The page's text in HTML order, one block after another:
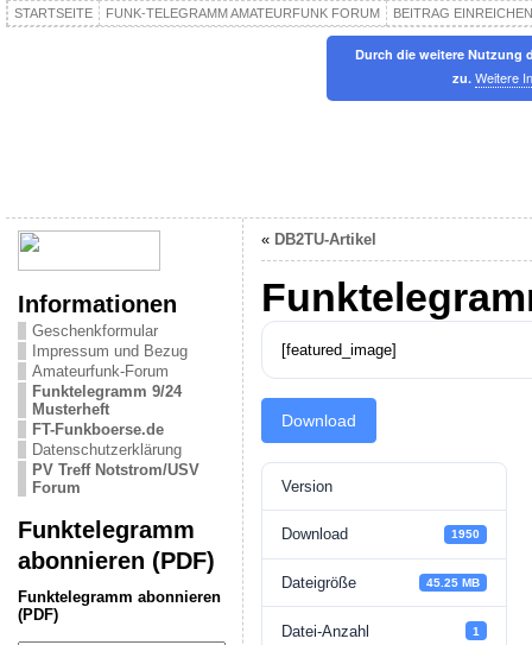
STARTSEITE FUNK-TELEGRAMM AMATEURFUNK FORUM BEITRAG EINREICHEN
Informationen
Geschenkformular
Impressum und Bezug
Amateurfunk-Forum
Funktelegramm 9/24
Musterheft
FT-Funkboerse.de
Datenschutzerklärung
PV Treff Notstrom/USV
Forum
Funktelegramm
abonnieren (PDF)
Funktelegramm abonnieren
(PDF)
« DB2TU-Artikel
[featured_image]
Download
Version
Download 1950
Dateigröße 45.25 MB
Datei-Anzahl 1
Durch die weitere Nutzung
zu. Weitere